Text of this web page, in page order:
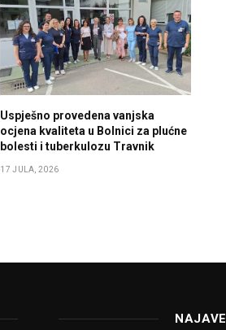
Uspješno provedena vanjska
ocjena kvaliteta u Bolnici za plućne
bolesti i tuberkulozu Travnik
17 JULA, 2026
NAJAVE